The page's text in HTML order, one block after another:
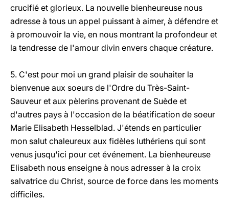
crucifié et glorieux. La nouvelle bienheureuse nous
adresse à tous un appel puissant à aimer, à défendre et
à promouvoir la vie, en nous montrant la profondeur et
la tendresse de l'amour divin envers chaque créature.
5. C'est pour moi un grand plaisir de souhaiter la
bienvenue aux soeurs de l'Ordre du Très-Saint-
Sauveur et aux pèlerins provenant de Suède et
d'autres pays à l'occasion de la béatification de soeur
Marie Elisabeth Hesselblad. J'étends en particulier
mon salut chaleureux aux fidèles luthériens qui sont
venus jusqu'ici pour cet événement. La bienheureuse
Elisabeth nous enseigne à nous adresser à la croix
salvatrice du Christ, source de force dans les moments
difficiles.